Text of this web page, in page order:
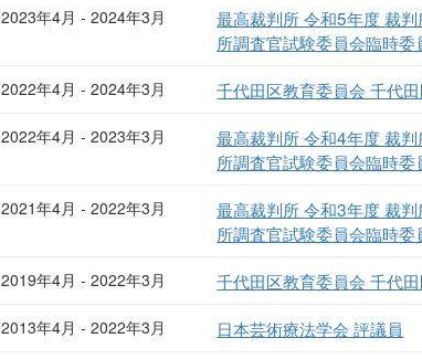
2023年4月 - 2024年3月
最高裁判所 令和5年度 裁
所調査官試験委員会臨時委
2022年4月 - 2024年3月 千代田区教育委員会 千代
2022年4月 - 2023年3月
最高裁判所 令和4年度 裁
所調査官試験委員会臨時委
2021年4月 - 2022年3月
最高裁判所 令和3年度 裁
所調査官試験委員会臨時委
2019年4月 - 2022年3月 千代田区教育委員会 千代
2013年4月 - 2022年3月 日本芸術療法学会 評議員